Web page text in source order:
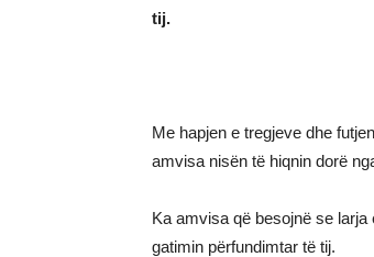
tij.
Me hapjen e tregjeve dhe
amvisa nisën të hiqnin dorë
Ka amvisa që besojnë se
gatimin përfundimtar të tij.